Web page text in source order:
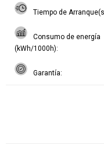
Tiempo de
Consumo de energía
(kWh/1000h)
Garantía